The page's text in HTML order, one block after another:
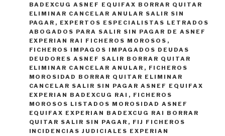
BADEXCUG ASNEF EQUIFAX BORRAR QUITAR
ELIMINAR CANCELAR ANULAR SALIR SIN
PAGAR , EXPERTOS ESPECIALISTAS LETRADOS
ABOGADOS PARA SALIR SIN PAGAR DE ASNEF
EXPERIAN RAI FICHEROS MOROSOS ,
FICHEROS IMPAGOS IMPAGADOS DEUDAS
DEUDORES ASNEF SALIR BORRAR QUITAR
ELIMINAR CANCELAR ANULAR , FICHEROS
MOROSIDAD BORRAR QUITAR ELIMINAR
CANCELAR SALIR SIN PAGAR ASNEF EQUIFAX
EXPERIAN BADEXCUG RAI , FICHEROS
MOROSOS LISTADOS MOROSIDAD ASNEF
EQUIFAX EXPERIAN BADEXCUG RAI BORRAR
QUITAR SALIR SIN PAGAR , FIJ FICHEROS
INCIDENCIAS JUDICIALES EXPERIAN